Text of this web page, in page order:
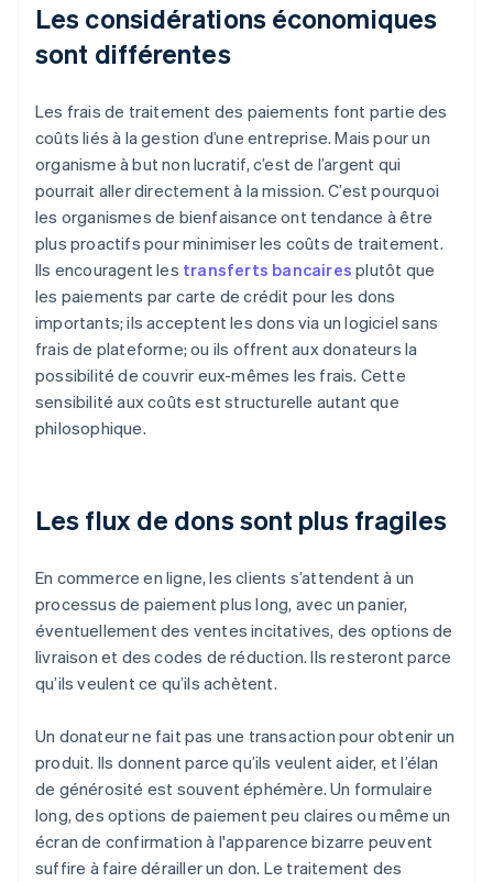
Les considérations économiques
sont différentes
Les frais de traitement des paiements font partie des
coûts liés à la gestion d’une entreprise. Mais pour un
organisme à but non lucratif, c’est de l’argent qui
pourrait aller directement à la mission. C’est pourquoi
les organismes de bienfaisance ont tendance à être
plus proactifs pour minimiser les coûts de traitement.
Ils encouragent les transferts bancaires plutôt que
les paiements par carte de crédit pour les dons
importants; ils acceptent les dons via un logiciel sans
frais de plateforme; ou ils offrent aux donateurs la
possibilité de couvrir eux-mêmes les frais. Cette
sensibilité aux coûts est structurelle autant que
philosophique.
Les flux de dons sont plus fragiles
En commerce en ligne, les clients s’attendent à un
processus de paiement plus long, avec un panier,
éventuellement des ventes incitatives, des options de
livraison et des codes de réduction. Ils resteront parce
qu’ils veulent ce qu’ils achètent.
Un donateur ne fait pas une transaction pour obtenir un
produit. Ils donnent parce qu’ils veulent aider, et l’élan
de générosité est souvent éphémère. Un formulaire
long, des options de paiement peu claires ou même un
écran de confirmation à l'apparence bizarre peuvent
suffire à faire dérailler un don. Le traitement des